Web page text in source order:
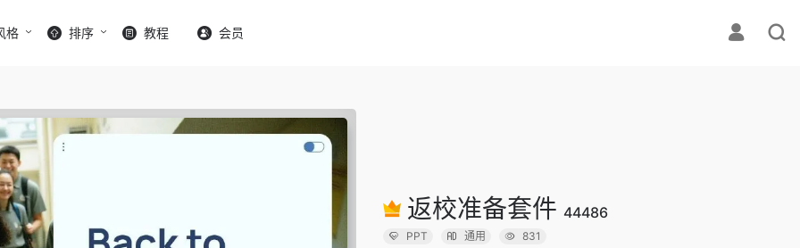
格 排序 教程 会员
返校准备套件 44486
PPT 通用 831